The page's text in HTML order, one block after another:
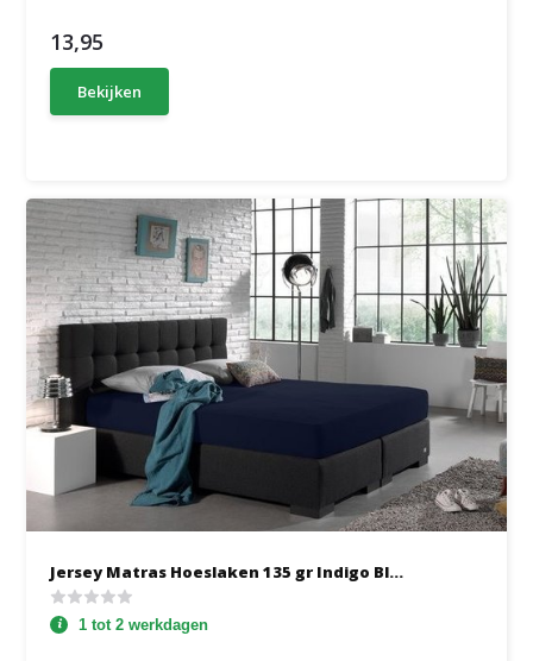
13,95
Bekijken
Jersey Matras Hoeslaken 135 gr Indigo Bl...
1 tot 2 werkdagen